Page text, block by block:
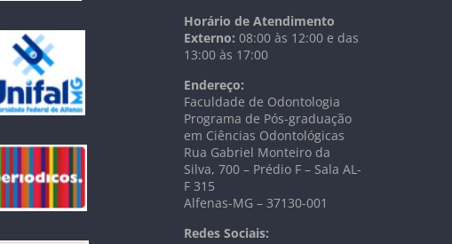
Horário de Atendimento
Externo: 08:00 às 12:00 e das
13:00 às 17:00
Endereço:
Faculdade de Odontologia
Programa de Pós-graduação
em Ciências Odontológicas
Rua Gabriel Monteiro da
Silva, 700 – Prédio F – Sala AL-
F 315
Alfenas-MG – 37130-001
Redes Sociais: